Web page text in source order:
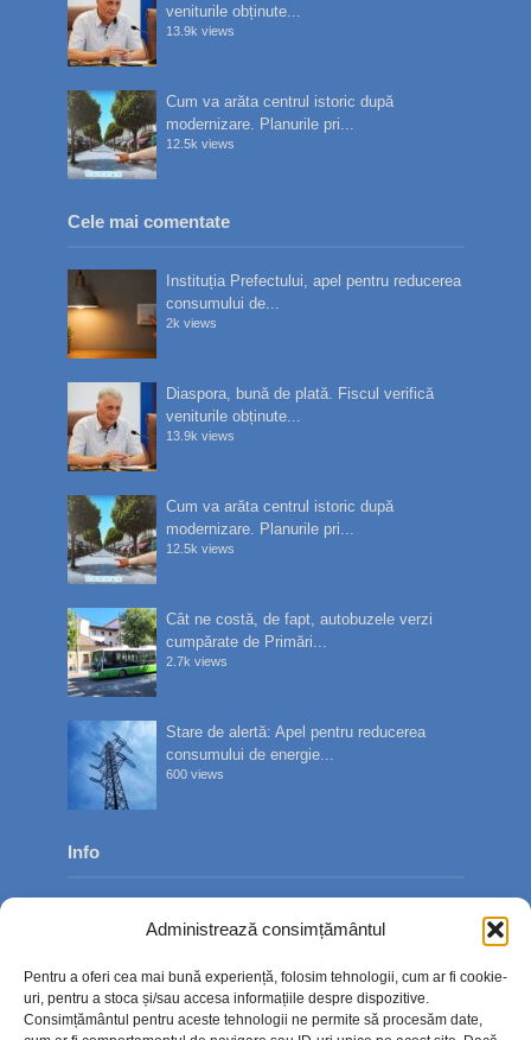
Administrează consimțământul
Pentru a oferi cea mai bună experiență, folosim tehnologii, cum ar fi cookie-
uri, pentru a stoca și/sau accesa informațiile despre dispozitive.
Consimțământul pentru aceste tehnologii ne permite să procesăm date,
veniturile obținute...
13.9k views
Cum va arăta centrul istoric după
modernizare. Planurile pri...
12.5k views
Cele mai comentate
Instituția Prefectului, apel pentru reducerea
consumului de...
2k views
Diaspora, bună de plată. Fiscul verifică
veniturile obținute...
13.9k views
Cum va arăta centrul istoric după
modernizare. Planurile pri...
12.5k views
Cât ne costă, de fapt, autobuzele verzi
cumpărate de Primări...
2.7k views
Stare de alertă: Apel pentru reducerea
consumului de energie...
600 views
Info
Contact
Politica de confidențialitate